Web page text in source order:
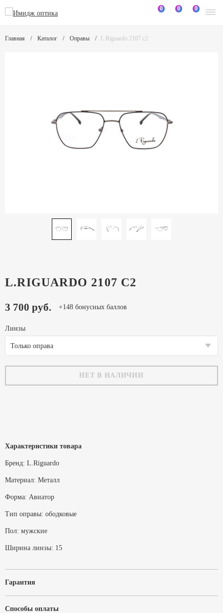
0 0 0
Главная Каталог Оправы L.Riguardo 2107 c2
L.RIGUARDO 2107 C2
3 700 руб. +148 бонусных баллов
Линзы
Только оправа
НЕТ В НАЛИЧИИ
Характеристики товара
Бренд: L.Riguardo
Материал: Металл
Форма: Авиатор
Тип оправы: ободковые
Пол: мужские
Ширина линзы: 15
Гарантия
Способы оплаты